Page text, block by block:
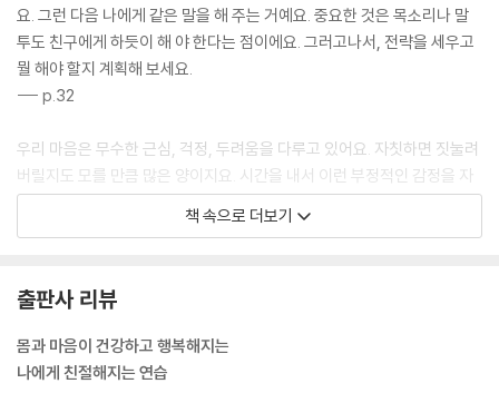
요. 그런 다음 나에게 같은 말을 해 주는 거예요. 중요한 것은 목소리나 말
투도 친구에게 하듯이 해 야 한다는 점이에요. 그러고나서, 전략을 세우고
뭘 해야 할지 계획해 보세요.
--- p.32
우리 마음은 무수한 근심, 걱정, 두려움을 다루고 있어요. 자칫하면 짓눌려
버릴지도 모를 만큼 많은 양이지요. 시간을 내서 이런 부정적인 감정을 자
세히 들여다보면 조금은 덜어 낼 수 있고 감당하기도 훨씬 쉬워질 거예요.
우리의 걱정 근심이 외부 세계(환경)에 의해 생겨난 것인지, 내부 세계(내
--- p.40
다른 사람의 행동을 이해하는 일이 그 사람을 용서해야 한다는 뜻은 아니
책 속으로 더보기
출판사 리뷰
몸과 마음이 건강하고 행복해지는
나에게 친절해지는 연습